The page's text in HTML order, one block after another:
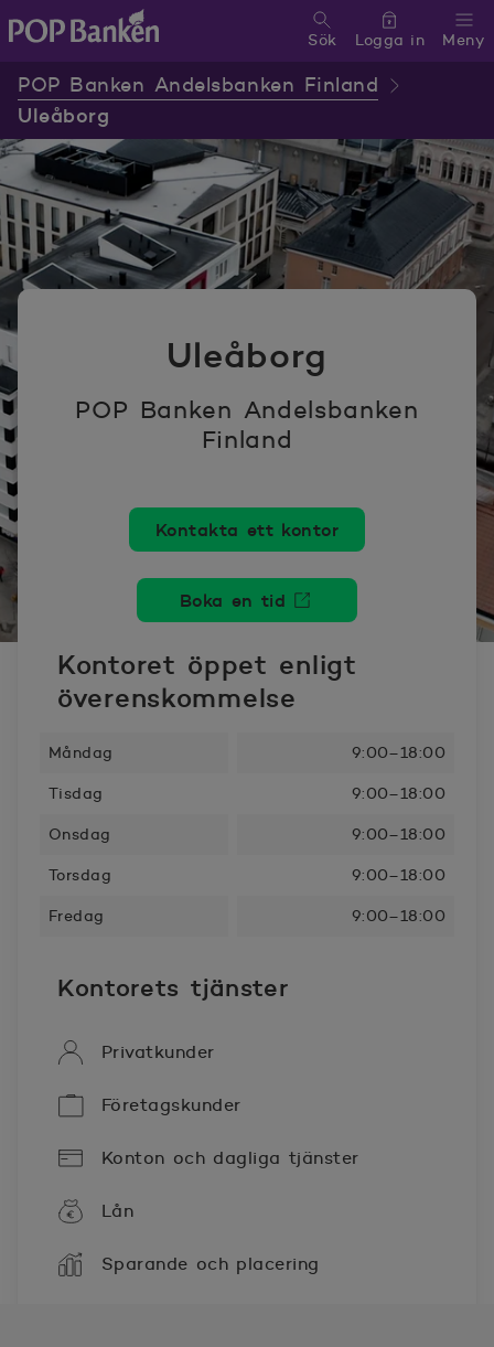
Meny
Sök Logga in
POP Banken Andelsbanken Finland
Uleåborg
Uleåborg
POP Banken Andelsbanken
Finland
Kontakta ett kontor
Boka en tid
Öppnas i nytt fönster
Kontoret öppet enligt
överenskommelse
Måndag 9:00–18:00
Tisdag 9:00–18:00
Onsdag 9:00–18:00
Torsdag 9:00–18:00
Fredag 9:00–18:00
Kontorets tjänster
Privatkunder
Företagskunder
Konton och dagliga tjänster
Lån
Sparande och placering